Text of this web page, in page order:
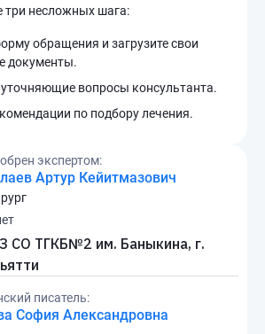
три несложных шага:
обращения и загрузите свои
документы.
уточняющие вопросы консультанта.
по подбору лечения.
экспертом:
Артур Кейитмазович
СО ТГКБ№2 им. Баныкина, г.
писатель:
София Александровна